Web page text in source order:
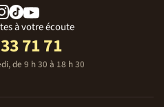
à votre écoute
71 71
de 9 h 30 à 18 h 30